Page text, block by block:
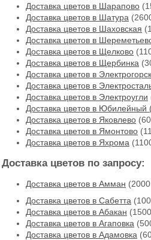
Доставка цветов в Шарапово
Доставка цветов в Шатура
Доставка цветов в Шаховская
Доставка цветов в
Доставка цветов в Щелково
Доставка цветов в Щербинка
Доставка цветов в Электрогорск
Доставка цветов в
Доставка цветов в Электроугли
Доставка цветов в
Доставка цветов в Яковлево
Доставка цветов в Ямонтово
Доставка цветов в Яхрома
Доставка цветов по запросу:
Доставка цветов в Амман
Доставка цветов в Cабетта
Доставка цветов в Абакан
Доставка цветов в Агаповка
Доставка цветов в Адамовка